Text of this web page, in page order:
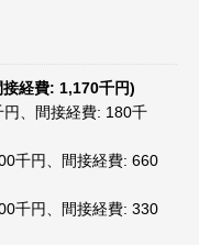
経費: 1,170千円)
、間接経費: 180千
千円、間接経費: 660
千円、間接経費: 330